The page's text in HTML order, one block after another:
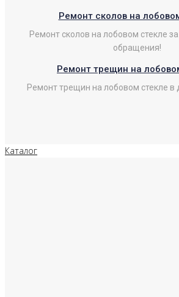
Ремонт сколов на
Ремонт сколов на лобовом стекле
обращения!
Ремонт трещин на
Ремонт трещин на лобовом стекле
Каталог